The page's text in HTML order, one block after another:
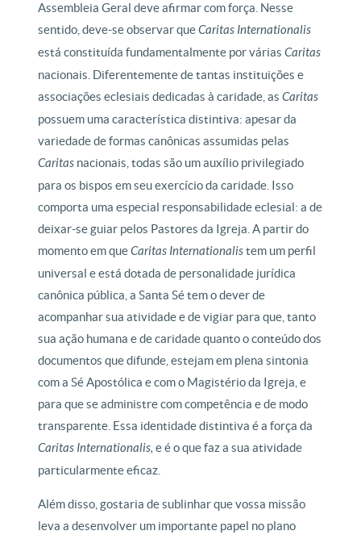
Assembleia Geral deve afirmar com força. Nesse
sentido, deve-se observar queCaritas Internationalis
está constituída fundamentalmente por váriasCaritas
nacionais. Diferentemente de tantas instituições e
associações eclesiais dedicadas à caridade, asCaritas
possuem uma característica distintiva: apesar da
variedade de formas canônicas assumidas pelas
Caritas nacionais, todas são um auxílio privilegiado
para os bispos em seu exercício da caridade. Isso
comporta uma especial responsabilidade eclesial: a de
deixar-se guiar pelos Pastores da Igreja. A partir do
momento em queCaritas Internationalistem um perfil
universal e está dotada de personalidade jurídica
canônica pública, a Santa Sé tem o dever de
acompanhar sua atividade e de vigiar para que, tanto
sua ação humana e de caridade quanto o conteúdo dos
documentos que difunde, estejam em plena sintonia
com a Sé Apostólica e com o Magistério da Igreja, e
para que se administre com competência e de modo
transparente. Essa identidade distintiva é a força da
Caritas Internationalis,e é o que faz a sua atividade
particularmente eficaz.
Além disso, gostaria de sublinhar que vossa missão
leva a desenvolver um importante papel no plano